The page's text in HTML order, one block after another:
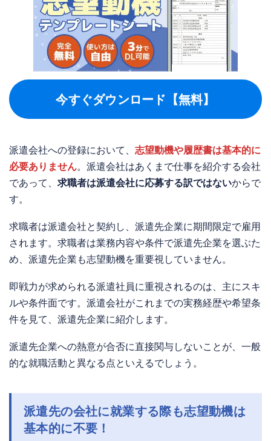
今すぐダウンロード【無料】
派遣会社への登録において、 志望動機や履歴書は基本的に
必要ありません。派遣会社はあくまで仕事を紹介する会社
であって、 求職者は派遣会社に応募する訳ではないからで
す。
求職者は派遣会社と契約し、派遣先企業に期間限定で雇用
されます。求職者は業務内容や条件で派遣先企業を選ぶた
め、派遣先企業も志望動機を重要視していません。
即戦力が求められる派遣社員に重視されるのは、主にスキ
ルや条件面です。派遣会社がこれまでの実務経歴や希望条
件を見て、派遣先企業に紹介します。
派遣先企業への熱意が合否に直接関与しないことが、一般
的な就職活動と異なる点といえるでしょう。
派遣先の会社に就業する際も志望動機は
基本的に不要！